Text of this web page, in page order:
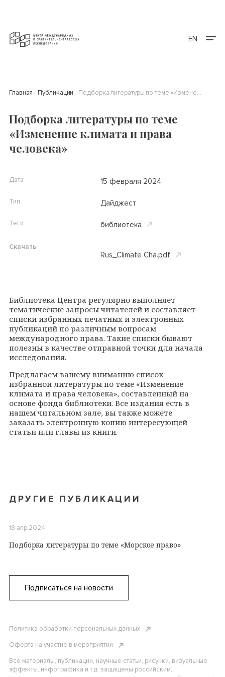
EN
Главная Публикации Подборка литературы по теме «Изменение климата и права человека»
Подборка литературы по теме
«Изменение климата и права
человека»
Библиотека Центра регулярно выполняет
тематические запросы читателей и составляет
списки избранных печатных и электронных
публикаций по различным вопросам
международного права. Такие списки бывают
полезны в качестве отправной точки для начала
исследования.
Предлагаем вашему вниманию список
избранной литературы по теме «Изменение
климата и права человека», составленный на
основе фонда библиотеки. Все издания есть в
нашем читальном зале, вы также можете
заказать электронную копию интересующей
статьи или главы из книги.
Дата 15 февраля 2024
Тип Дайджест
Теги библиотека
Скачать
Rus_Climate Cha.pdf
ДРУГИЕ ПУБЛИКАЦИИ
18 апр 2024
Подборка литературы по теме «Морское право»
Подписаться на новости
Политика обработки персональных данных
Оферта на участие в мероприятии
Все материалы, публикации, научные статьи, рисунки, визуальные
эффекты, инфографика и т.д. защищены российским,